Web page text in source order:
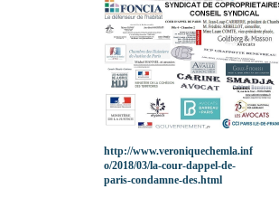
http://www.veroniquechemla.inf
o/2018/03/la-cour-dappel-de-
paris-condamne-des.html